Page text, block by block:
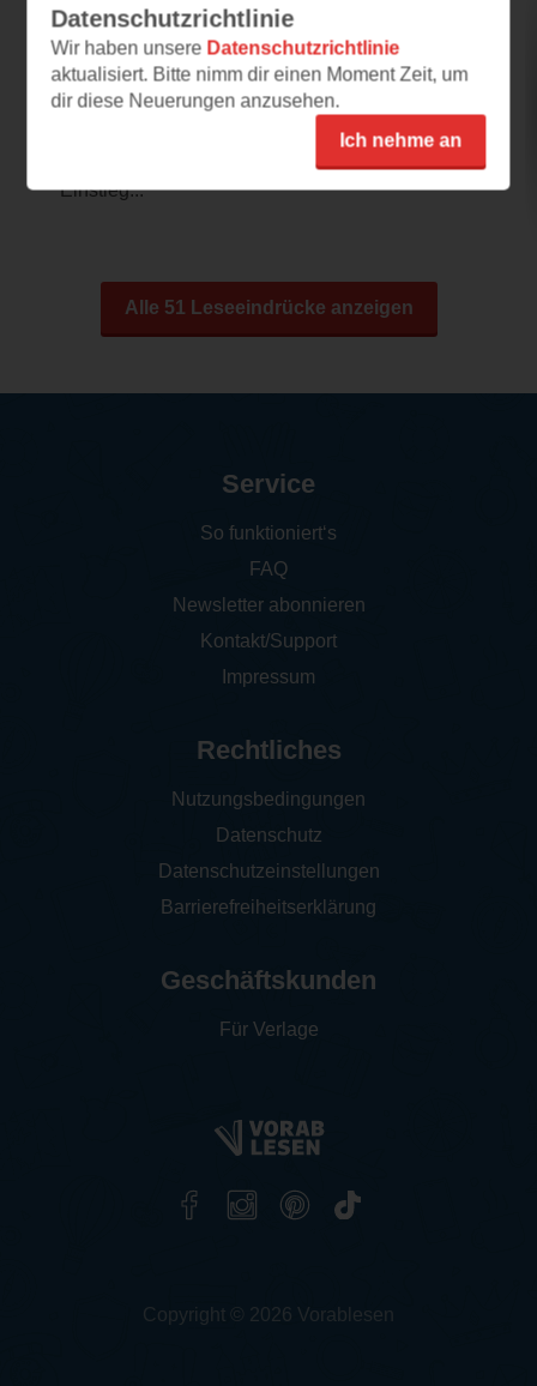
Anton und Alma
28.07.2026 – 00:39
Toller Einstieg!
"Anton und Alma" ist eins der Bücher, auf die
ich mich dieses Jahr am meisten freue. Der
Einstieg...
Alle 51 Leseeindrücke anzeigen
Datenschutzrichtlinie
Wir haben unsere Datenschutzrichtlinie
aktualisiert. Bitte nimm dir einen Moment Zeit, um
dir diese Neuerungen anzusehen.
Ich nehme an
Service
So funktioniert‘s
FAQ
Newsletter abonnieren
Kontakt/Support
Impressum
Rechtliches
Nutzungsbedingungen
Datenschutz
Datenschutzeinstellungen
Barrierefreiheitserklärung
Geschäftskunden
Für Verlage
Copyright © 2026 Vorablesen